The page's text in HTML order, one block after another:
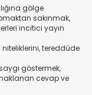
gölge
sakınmak,
incitici yayın
niteliklerini, tereddüde
göstermek,
cevap ve